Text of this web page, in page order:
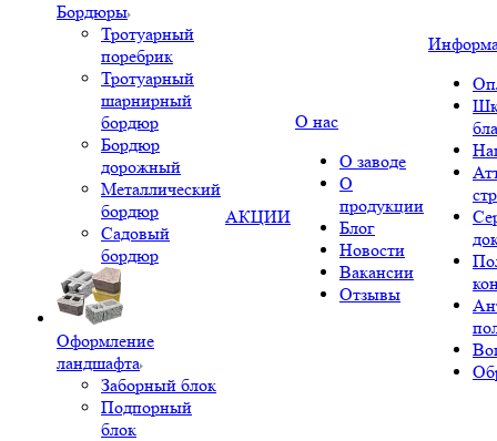
Бордюры
Тротуарный
поребрик
Тротуарный
шарнирный
бордюр
Бордюр
дорожный
Металлический
бордюр
Садовый
бордюр
Оформление
ландшафта
Заборный блок
Подпорный
блок
АКЦИИ
О нас
О заводе
О
продукции
Блог
Новости
Вакансии
Отзывы